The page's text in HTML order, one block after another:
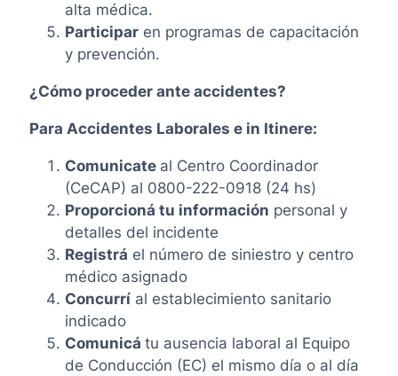
alta médica.
Participaren programas de capacitación
y prevención.
¿Cómo proceder ante accidentes?
Para Accidentes Laborales e in Itinere:
Comunicate al Centro Coordinador
(CeCAP) al 0800-222-0918 (24 hs)
Proporcioná tu información personal y
detalles del incidente
Registrá el número de siniestro y centro
médico asignado
Concurríal establecimiento sanitario
indicado
Comunicá tu ausencia laboral al Equipo
de Conducción (EC) el mismo día o al día